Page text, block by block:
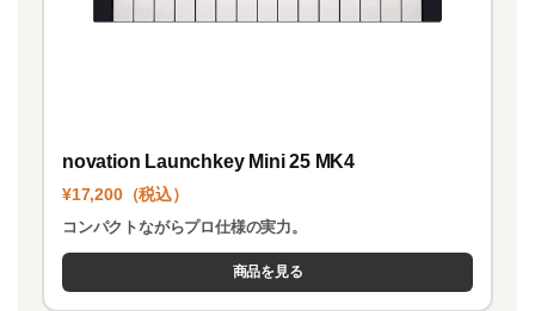
novation Launchkey Mini 25 MK4
¥17,200（税込）
コンパクトながらプロ仕様の実力。
商品を見る